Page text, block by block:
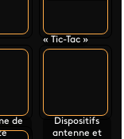
« Tic-Tac »
de
Dispositifs
antenne et